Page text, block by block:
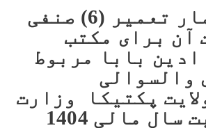
پروژه اعمار تعمیر (6) صنفی
آن برای مکتب
ادین بابا مربوط
والسوالی
پکتیکا وزارت
معارف بابت سال مالی 1404